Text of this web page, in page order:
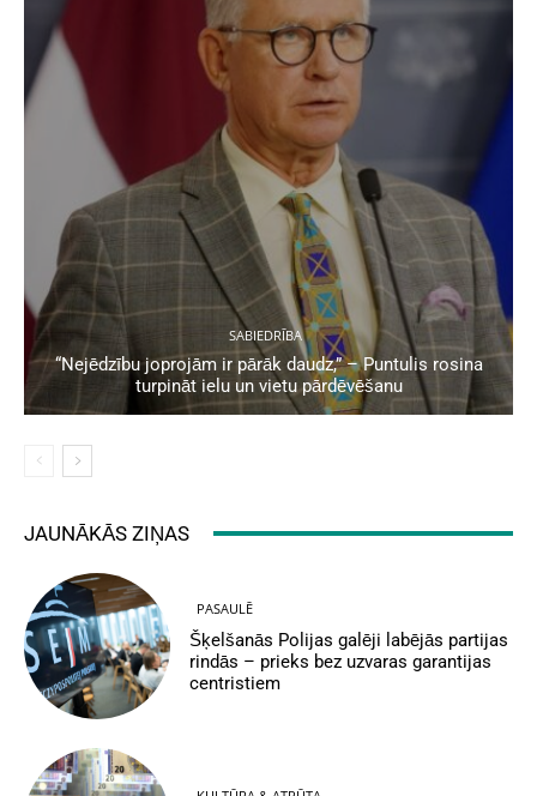
SABIEDRĪBA
“Nejēdzību joprojām ir pārāk daudz,” – Puntulis rosina
turpināt ielu un vietu pārdēvēšanu
JAUNĀKĀS ZIŅAS
PASAULĒ
Šķelšanās Polijas galēji labējās partijas
rindās – prieks bez uzvaras garantijas
centristiem